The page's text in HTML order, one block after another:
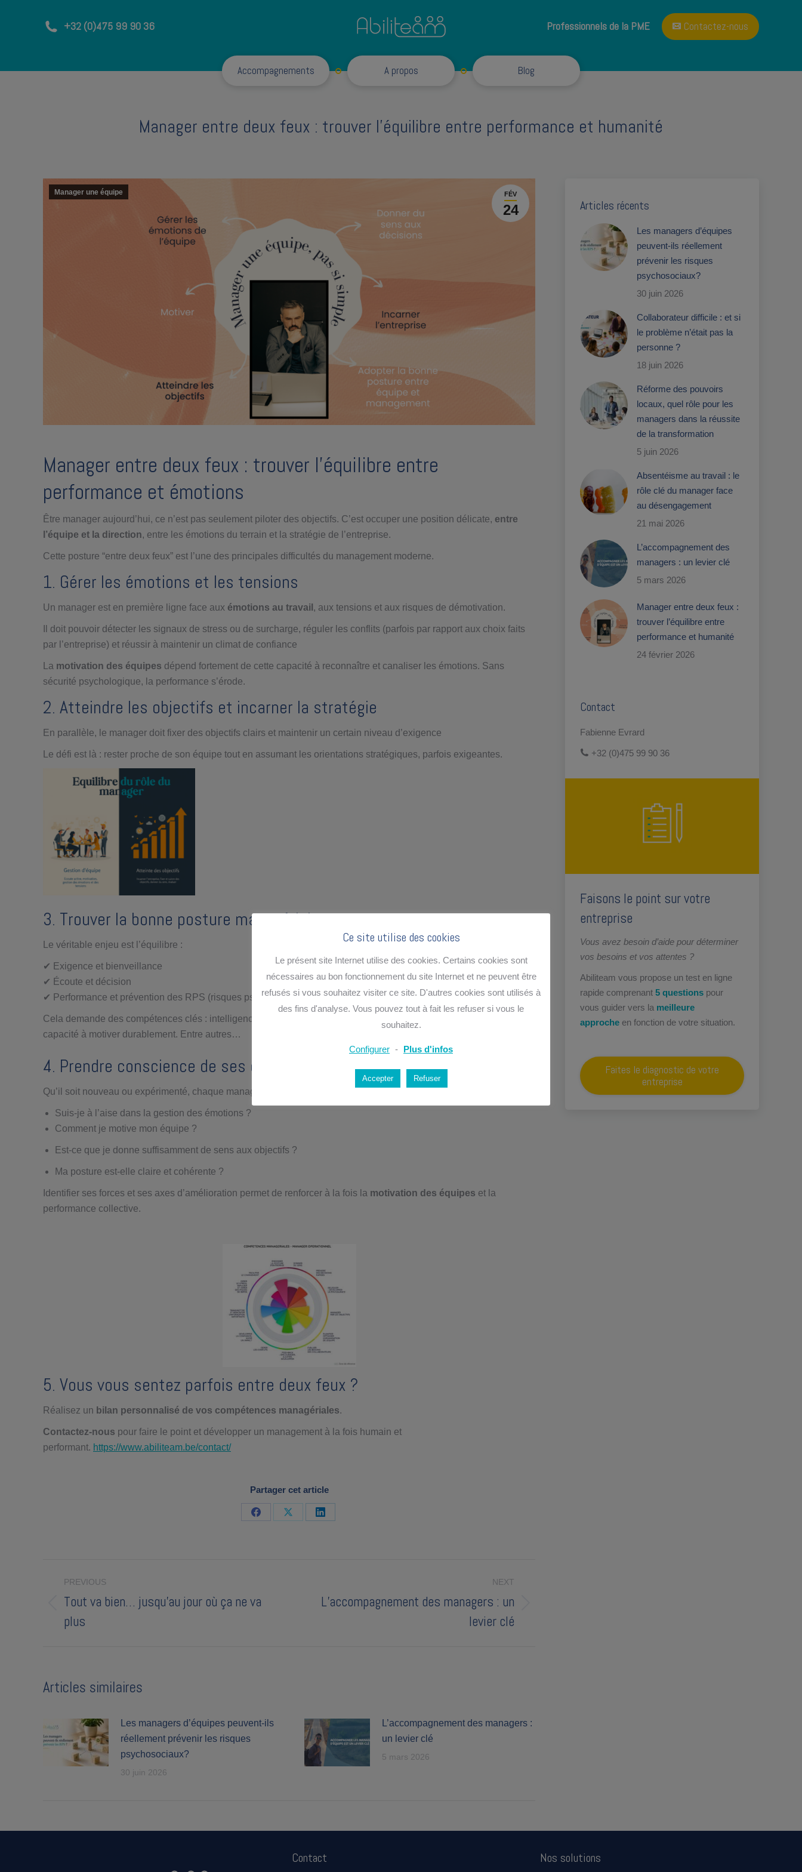
+32 (0)475 99 90 36 Professionnels de la PME Contactez-nous
Accompagnements A propos Blog
Manager entre deux feux : trouver l’équilibre entre performance et humanité
FÉV
24
Manager une équipe
Manager entre deux feux : trouver l’équilibre entre
performance et émotions
Être manager aujourd’hui, ce n’est pas seulement piloter des objectifs. C’est occuper une position délicate, entre
l’équipe et la direction, entre les émotions du terrain et la stratégie de l’entreprise.
Cette posture “entre deux feux” est l’une des principales difficultés du management moderne.
1. Gérer les émotions et les tensions
Un manager est en première ligne face aux émotions au travail , aux tensions et aux risques de démotivation.
Il doit pouvoir détecter les signaux de stress ou de surcharge, réguler les conflits (parfois par rapport aux choix faits
par l’entreprise) et réussir à maintenir un climat de confiance
La motivation des équipes dépend fortement de cette capacité à reconnaître et canaliser les émotions. Sans
sécurité psychologique, la performance s’érode.
2. Atteindre les objectifs et incarner la stratégie
En parallèle, le manager doit fixer des objectifs clairs et maintenir un certain niveau d’exigence
Le défi est là : rester proche de son équipe tout en assumant les orientations stratégiques, parfois exigeantes.
3. Trouver la bonne posture managériale
Le véritable enjeu est l’équilibre :
✔ Exigence et bienveillance
✔ Écoute et décision
✔ Performance et prévention des RPS (risques psychosociaux)
Cela demande des compétences clés : intelligence émotionnelle, leadership, communication, gestion des conflits et
capacité à motiver durablement. Entre autres…
4. Prendre conscience de ses compétences managériales
Qu’il soit nouveau ou expérimenté, chaque manager gagne à réaliser un
Suis-je à l’aise dans la gestion des émotions ?
Comment je motive mon équipe ?
Est-ce que je donne suffisamment de sens aux objectifs ?
Ma posture est-elle claire et cohérente ?
Identifier ses forces et ses axes d’amélioration permet de renforcer à la fois la motivation des équipes et la
performance collective.
5. Vous vous sentez parfois entre deux feux ?
Réalisez un bilan personnalisé de vos compétences managériales.
Contactez-nous pour faire le point et développer un management à la fois humain et
performant. https://www.abiliteam.be/contact/
Partager cet article
Share
Share
Share
navigation
PREVIOUS
post:
Tout va bien… jusqu’au jour où ça ne va
plus
NEXT
L’accompagnement des managers : un
levier clé
Articles similaires
Les managers d’équipes peuvent-ils
réellement prévenir les risques
psychosociaux?
30 juin 2026
L’accompagnement des managers :
un levier clé
5 mars 2026
Articles récents
Les managers d’équipes
peuvent-ils réellement
prévenir les risques
psychosociaux?
30 juin 2026
Collaborateur difficile : et si
le problème n’était pas la
personne ?
18 juin 2026
Réforme des pouvoirs
locaux, quel rôle pour les
managers dans la réussite
de la transformation
5 juin 2026
Absentéisme au travail : le
rôle clé du manager face
au désengagement
21 mai 2026
L’accompagnement des
managers : un levier clé
5 mars 2026
Manager entre deux feux :
trouver l’équilibre entre
performance et humanité
24 février 2026
Contact
Fabienne Evrard
+32 (0)475 99 90 36
Faisons le point sur votre
entreprise
Vous avez besoin d’aide pour déterminer
vos besoins et vos attentes ?
Abiliteam vous propose un test en ligne
rapide comprenant 5 questions pour
vous guider vers la meilleure
approche en fonction de votre situation.
Faites le diagnostic de votre
entreprise
Contact Nos solutions
Ce site utilise des cookies
Le présent site Internet utilise des cookies. Certains cookies sont
nécessaires au bon fonctionnement du site Internet et ne peuvent être
refusés si vous souhaitez visiter ce site. D'autres cookies sont utilisés à
des fins d'analyse. Vous pouvez tout à fait les refuser si vous le
souhaitez.
Configurer - Plus d'infos
Accepter Refuser
Accompagnements A propos Blog